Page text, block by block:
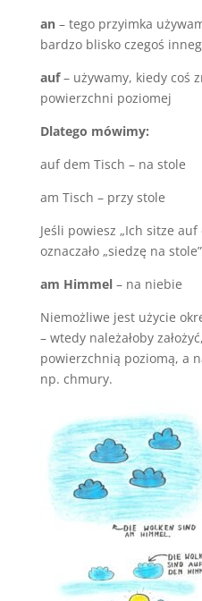
an– tego przyimka
bardzo blisko czegoś
auf– używamy, kiedy coś
powierzchni poziomej
Dlatego mówimy:
auf dem Tisch – na stole
am Tisch – przy stole
Jeśli powiesz „Ich sitze
oznaczało „siedzę na
am Himmel– na niebie
Niemożliwe jest użycie
– wtedy należałoby
powierzchnią poziomą, a
np. chmury.